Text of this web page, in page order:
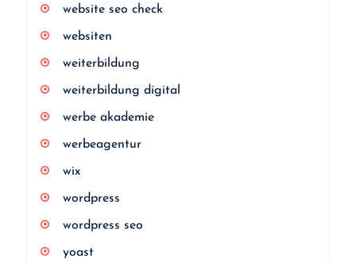
website seo check
websiten
weiterbildung
weiterbildung digital
werbe akademie
werbeagentur
wix
wordpress
wordpress seo
yoast